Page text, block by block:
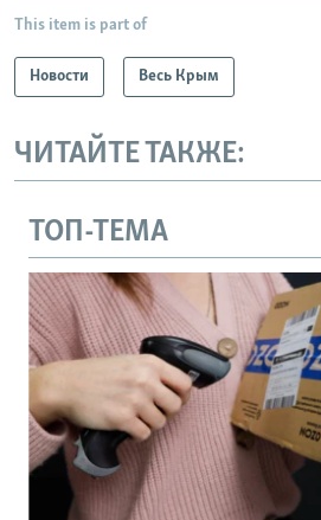
This item is part of
Новости Весь Крым
ЧИТАЙТЕ ТАКЖЕ:
ТОП-ТЕМА